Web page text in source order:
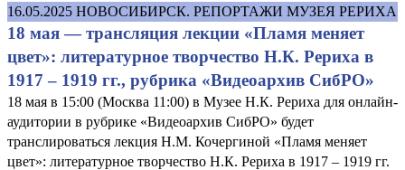
16.05.2025 НОВОСИБИРСК. РЕПОРТАЖИ МУЗЕЯ РЕРИХА
18 мая — трансляция лекции «Пламя меняет
цвет»: литературное творчество Н.К. Рериха в
1917 – 1919 гг., рубрика «Видеоархив СибРО»
18 мая в 15:00 (Москва 11:00) в Музее Н.К. Рериха для онлайн-
аудитории в рубрике «Видеоархив СибРО» будет
транслироваться лекция Н.М. Кочергиной «Пламя меняет
цвет»: литературное творчество Н.К. Рериха в 1917 – 1919 гг.